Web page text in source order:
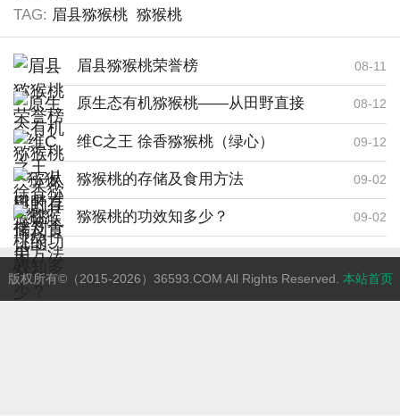
TAG: 眉县猕猴桃 猕猴桃
08-11
眉县猕猴桃荣誉榜
08-12
原生态有机猕猴桃——从田野直接
到舌尖
09-12
维C之王 徐香猕猴桃（绿心）
09-02
猕猴桃的存储及食用方法
09-02
猕猴桃的功效知多少？
版权所有©（2015-2026）36593.COM All Rights Reserved. 本站首页